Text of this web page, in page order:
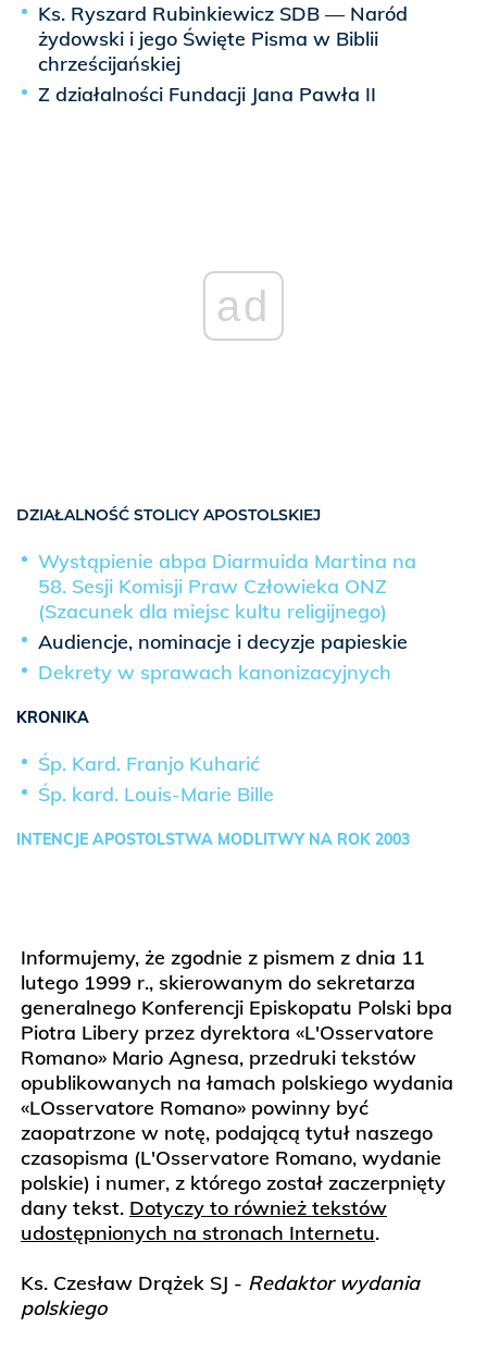
Ks. Ryszard Rubinkiewicz SDB — Naród
żydowski i jego Święte Pisma w Biblii
chrześcijańskiej
Z działalności Fundacji Jana Pawła II
ad
DZIAŁALNOŚĆ STOLICY APOSTOLSKIEJ
Wystąpienie abpa Diarmuida Martina na
58. Sesji Komisji Praw Człowieka ONZ
(Szacunek dla miejsc kultu religijnego)
Audiencje, nominacje i decyzje papieskie
Dekrety w sprawach kanonizacyjnych
KRONIKA
Śp. Kard. Franjo Kuharić
Śp. kard. Louis-Marie Bille
INTENCJE APOSTOLSTWA MODLITWY NA ROK 2003
Informujemy, że zgodnie z pismem z dnia 11
lutego 1999 r., skierowanym do sekretarza
generalnego Konferencji Episkopatu Polski bpa
Piotra Libery przez dyrektora «L'Osservatore
Romano» Mario Agnesa, przedruki tekstów
opublikowanych na łamach polskiego wydania
«LOsservatore Romano» powinny być
zaopatrzone w notę, podającą tytuł naszego
czasopisma (L'Osservatore Romano, wydanie
polskie) i numer, z którego został zaczerpnięty
dany tekst. Dotyczy to również tekstów
udostępnionych na stronach Internetu.
Ks. Czesław Drążek SJ - Redaktor wydania
polskiego